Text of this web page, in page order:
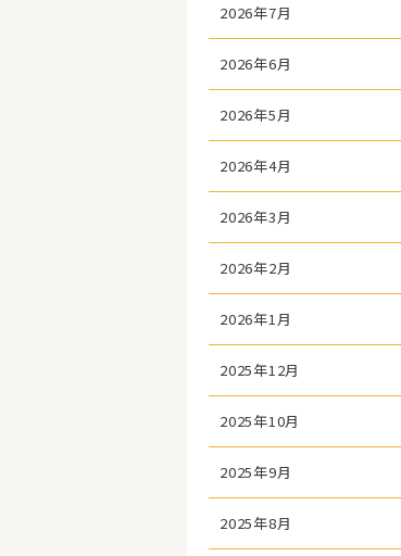
2026年7月
2026年6月
2026年5月
2026年4月
2026年3月
2026年2月
2026年1月
2025年12月
2025年10月
2025年9月
2025年8月